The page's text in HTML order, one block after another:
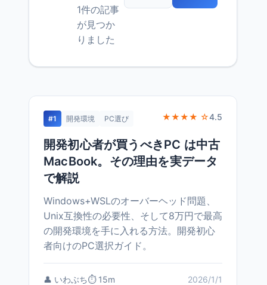
1件の記事
が見つか
りました
#1 開発環境 PC選び ★★★★ ☆4.5
開発初心者が買うべきPC は中古
MacBook。その理由を実データ
で解説
Windows+WSLのオーバーヘッド問題、
Unix互換性の必要性、そして8万円で最高
の開発環境を手に入れる方法。開発初心
者向けのPC選択ガイド。
👤 いわぶち⏱️ 15m 2026/1/1